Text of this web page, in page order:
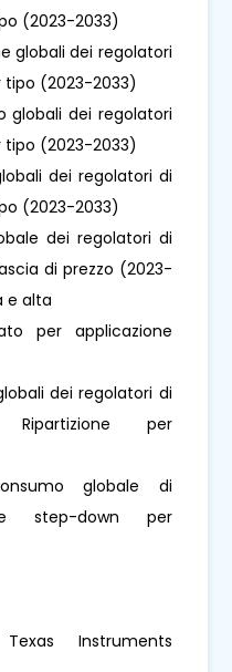
(2023-2033)
globali dei regolatori
(2023-2033)
globali dei regolatori
(2023-2033)
dei regolatori di
(2023-2033)
dei regolatori di
di prezzo (2023-
e alta
per applicazione
dei regolatori di
Ripartizione per
globale di
step-down per
Instruments